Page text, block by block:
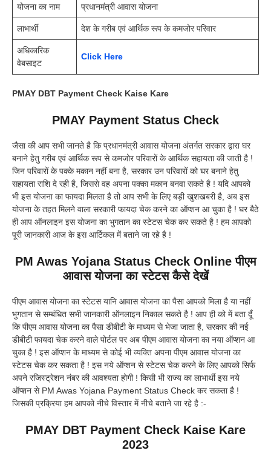
योजना का नाम प्रधानमंत्री आवास योजना
लाभार्थी देश के गरीब एवं आर्थिक रूप के कमजोर परिवार
अधिकारिक
वेबसाइट
Click Here
PMAY DBT Payment Check Kaise Kare
PMAY Payment Status Check
जैसा की आप सभी जानते है कि प्रधानमंत्री आवास योजना अंतर्गत सरकार द्वारा घर
बनाने हेतु गरीब एवं आर्थिक रूप से कमजोर परिवारों के आर्थिक सहायता की जाती है !
जिन परिवारों के पक्के मकान नहीं बना है, सरकार उन परिवारों को घर बनाने हेतु
सहायता राशि दे रही है, जिससे वह अपना पक्का मकान बनवा सकते है ! यदि आपको
भी इस योजना का फायदा मिलता है तो आप सभी के लिए बड़ी खुशखबरी है, अब इस
योजना के तहत मिलने वाला सरकारी फायदा चेक करने का ऑप्शन आ चुका है ! घर बैठे
ही आप ऑनलाइन इस योजना का भुगतान का स्टेटस चेक कर सकते है ! हम आपको
पूरी जानकारी आज के इस आर्टिकल में बताने जा रहे है !
PM Awas Yojana Status Check Online पीएम
आवास योजना का स्टेटस कैसे देखें
पीएम आवास योजना का स्टेटस यानि आवास योजना का पैसा आपको मिला है या नहीं
भुगतान से सम्बंधित सभी जानकारी ऑनलाइन निकाल सकते है ! आप ही को में बता दूँ
कि पीएम आवास योजना का पैसा डीबीटी के माध्यम से भेजा जाता है, सरकार की नई
डीबीटी फायदा चेक करने वाले पोर्टल पर अब पीएम आवास योजना का नया ऑप्शन आ
चुका है ! इस ऑप्शन के माध्यम से कोई भी व्यक्ति अपना पीएम आवास योजना का
स्टेटस चेक कर सकता है ! इस नये ऑप्शन से स्टेटस चेक करने के लिए आपको सिर्फ
अपने रजिस्ट्रेशन नंबर की आवश्यता होगी ! किसी भी राज्य का लाभार्थी इस नये
ऑप्शन से PM Awas Yojana Payment Status Check कर सकता है !
जिसकी प्रक्रिया हम आपको नीचे विस्तार में नीचे बताने जा रहे है :-
PMAY DBT Payment Check Kaise Kare
2023